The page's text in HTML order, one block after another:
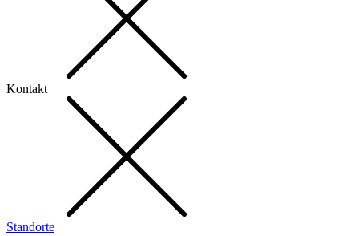
Kontakt
Standorte